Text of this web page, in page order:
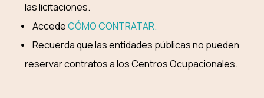
las licitaciones.
AccedeCÓMO CONTRATAR.
Recuerda que las entidades públicas no pueden
reservar contratos a los Centros Ocupacionales.